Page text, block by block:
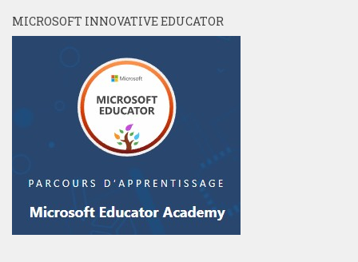
MICROSOFT INNOVATIVE EDUCATOR